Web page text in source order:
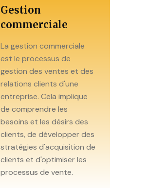
Gestion
commerciale
La gestion commerciale
est le processus de
gestion des ventes et des
relations clients d'une
entreprise. Cela implique
de comprendre les
besoins et les désirs des
clients, de développer des
stratégies d'acquisition de
clients et d'optimiser les
processus de vente.